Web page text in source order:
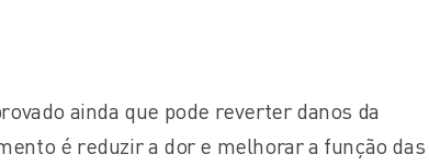
ainda que pode reverter danos da
é reduzir a dor e melhorar a função das